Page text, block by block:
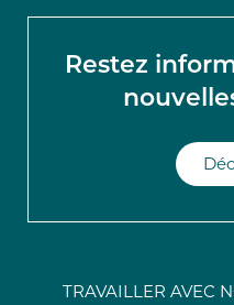
Restez
TRAVAILLER AVEC